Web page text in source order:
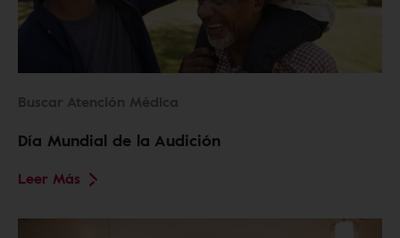
Buscar Atención Médica
Día Mundial de la Audición
Leer Más